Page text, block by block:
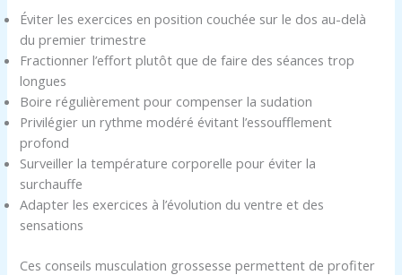
Éviter les exercices en position couchée sur le dos au-delà
du premier trimestre
Fractionner l’effort plutôt que de faire des séances trop
longues
Boire régulièrement pour compenser la sudation
Privilégier un rythme modéré évitant l’essoufflement
profond
Surveiller la température corporelle pour éviter la
surchauffe
Adapter les exercices à l’évolution du ventre et des
sensations
Ces conseils musculation grossesse permettent de profiter